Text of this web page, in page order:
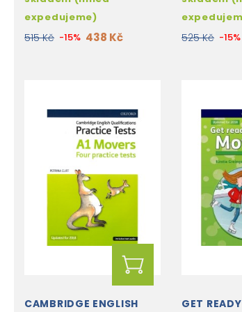
expedujeme)
515 Kč -15% 438 Kč 525 Kč -15%
CAMBRIDGE ENGLISH
GET